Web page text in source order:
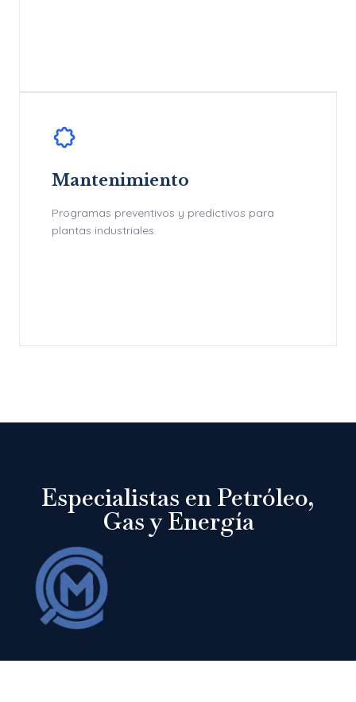
Mantenimiento
Programas preventivos y predictivos para
plantas industriales.
Especialistas en Petróleo,
Gas y Energía